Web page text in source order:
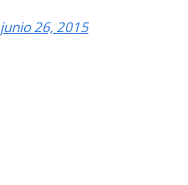
junio 26, 2015